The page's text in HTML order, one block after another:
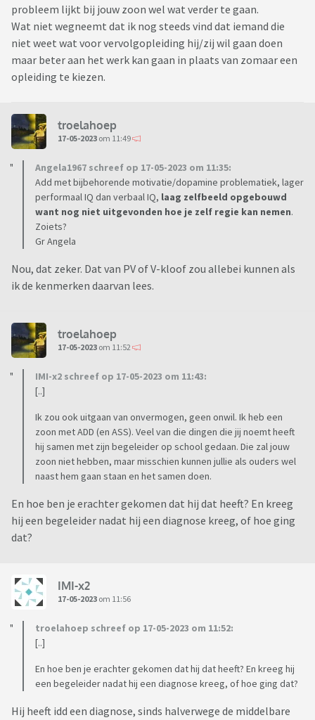
probleem lijkt bij jouw zoon wel wat verder te gaan.
Wat niet wegneemt dat ik nog steeds vind dat iemand die
niet weet wat voor vervolgopleiding hij/zij wil gaan doen
maar beter aan het werk kan gaan in plaats van zomaar een
opleiding te kiezen.
troelahoep
17-05-2023 om 11:49
Angela1967 schreef op 17-05-2023 om 11:35:
Add met bijbehorende motivatie/dopamine problematiek, lager
performaal IQ dan verbaal IQ, laag zelfbeeld opgebouwd
want nog niet uitgevonden hoe je zelf regie kan nemen.
Zoiets?
Gr Angela
Nou, dat zeker. Dat van PV of V-kloof zou allebei kunnen als
ik de kenmerken daarvan lees.
troelahoep
17-05-2023 om 11:52
IMI-x2 schreef op 17-05-2023 om 11:43:
[..]
Ik zou ook uitgaan van onvermogen, geen onwil. Ik heb een
zoon met ADD (en ASS). Veel van die dingen die jij noemt heeft
hij samen met zijn begeleider op school gedaan. Die zal jouw
zoon niet hebben, maar misschien kunnen jullie als ouders wel
naast hem gaan staan en het samen doen.
En hoe ben je erachter gekomen dat hij dat heeft? En kreeg
hij een begeleider nadat hij een diagnose kreeg, of hoe ging
dat?
IMI-x2
17-05-2023 om 11:56
troelahoep schreef op 17-05-2023 om 11:52:
[..]
En hoe ben je erachter gekomen dat hij dat heeft? En kreeg hij
een begeleider nadat hij een diagnose kreeg, of hoe ging dat?
Hij heeft idd een diagnose, sinds halverwege de middelbare